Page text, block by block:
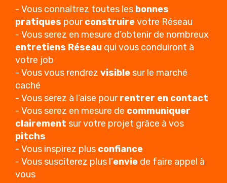
- Vous connaîtrez toutes les bonnes
pratiques pourconstruirevotre Réseau
- Vous serez en mesure d’obtenir de nombreux
entretiens Réseau qui vous conduiront à
votre job
- Vous vous rendrez visiblesur le marché
caché
- Vous serez à l’aise pourrentrer en contact
- Vous serez en mesure de communiquer
clairement sur votre projet grâce à vos
pitchs
- Vous inspirez plus confiance
- Vous susciterez plus l’envie de faire appel à
vous